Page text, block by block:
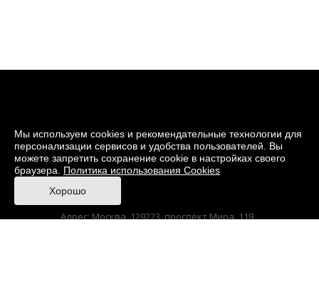
© 2026 Музей кино
При поддержке Министерства культуры РФ
Адрес: Москва, 129223, проспект Мира, 119,
Мы используем cookies и рекомендательные технологии для
персонализации сервисов и удобства пользователей. Вы
можете запретить сохранение cookie в настройках своего
браузера. Политика использования Cookies
Хорошо